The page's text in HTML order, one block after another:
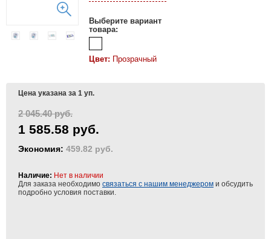
Выберите вариант
товара:
Цвет: Прозрачный
Цена указана за 1 уп.
2 045.40 руб.
1 585.58 руб.
Экономия: 459.82 руб.
Наличие: Нет в наличии
Для заказа необходимо связаться с нашим менеджером и обсудить
подробно условия поставки.